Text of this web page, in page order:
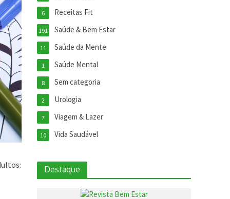
Receitas Fit
6
Saúde & Bem Estar
191
Saúde da Mente
11
Saúde Mental
1
Sem categoria
8
Urologia
2
Viagem & Lazer
7
Vida Saudável
10
Destaque